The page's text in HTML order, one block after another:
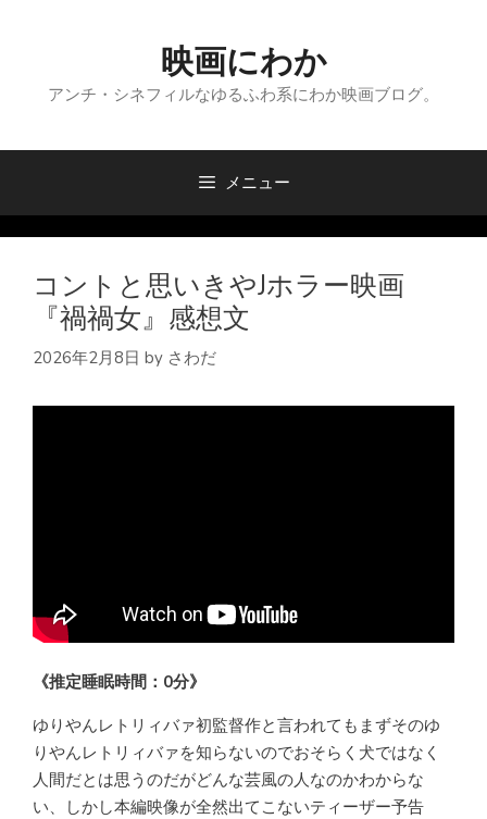
へ
映画にわか
アンチ・シネフィルなゆるふわ系にわか映画ブログ。
メニュー
コントと思いきやJホラー映画
『禍禍女』感想文
2026年2月8日 by さわだ
《推定睡眠時間：0分》
ゆりやんレトリィバァ初監督作と言われてもまずそのゆ
りやんレトリィバァを知らないのでおそらく犬ではなく
人間だとは思うのだがどんな芸風の人なのかわからな
い、しかし本編映像が全然出てこないティーザー予告